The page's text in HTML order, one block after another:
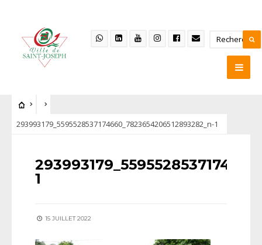
293993179_5595528537174660_7823654206512893282_n-1
1
15 JUILLET 2022